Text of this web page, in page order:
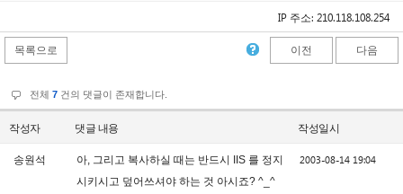
IP 주소: 210.118.108.254
목록으로 이전 다음
전체 7 건의 댓글이 존재합니다.
작성자 댓글 내용 작성일시
송원석
아, 그리고 복사하실 때는 반드시 IIS 를 정지
시키시고 덮어쓰셔야 하는 것 아시죠? ^_^
2003-08-14 19:04